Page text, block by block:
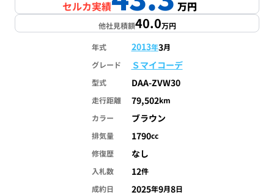
セルカ実績 万円
他社見積額40.0万円
年式 2013年3月
グレード
Ｓマイコーデ
型式 DAA-ZVW30
走行距離 79,502km
カラー
ブラウン
排気量 1790cc
修復歴
なし
入札数 12件
成約日
2025年9月8日